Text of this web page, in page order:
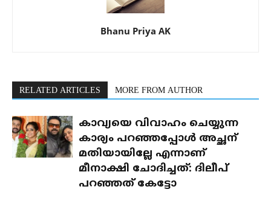
Bhanu Priya AK
RELATED ARTICLES MORE FROM AUTHOR
കാവ്യയെ വിവാഹം ചെയ്യുന്ന
കാര്യം പറഞ്ഞപ്പോൾ അച്ഛന്
മതിയായില്ലേ എന്നാണ്
മീനാക്ഷി ചോദിച്ചത്: ദിലീപ്
പറഞ്ഞത് കേട്ടോ